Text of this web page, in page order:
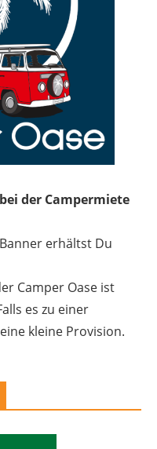
der Campermiete
erhältst Du
Camper Oase ist
es zu einer
kleine Provision.